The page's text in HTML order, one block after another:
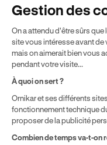
Mentions légales
* Détail des
localisation
achetez comme
Vente.
Gestion des
On a attendu d'être sûrs que
site vous intéresse avant de
mais on aimerait bien vous
pendant votre visite...
À quoi on sert ?
Ornikar et ses différents
fonctionnement technique
proposer de la publicité
Combien de temps va-t-on